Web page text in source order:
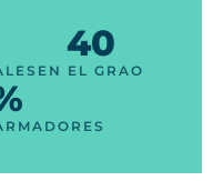
40
EN EL GRAO